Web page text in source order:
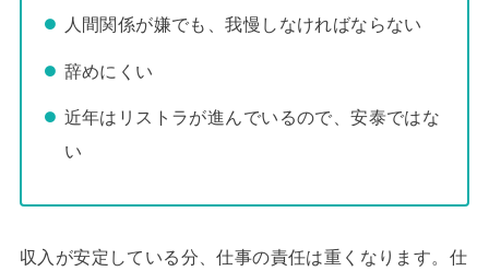
人間関係が嫌でも、我慢しなければならない
辞めにくい
近年はリストラが進んでいるので、安泰ではな
い
収入が安定している分、仕事の責任は重くなります。仕